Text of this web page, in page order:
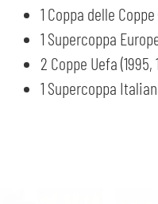
1 Coppa delle Coppe
1 Supercoppa
2 Coppe Uefa (1995,
1 Supercoppa